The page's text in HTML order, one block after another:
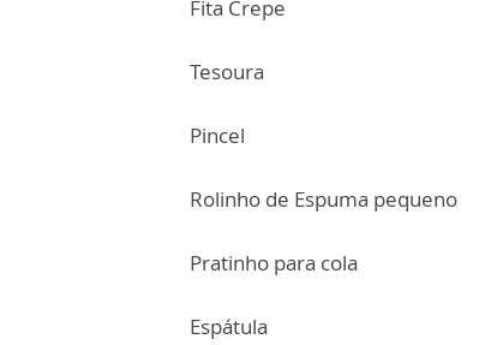
Fita Crepe
Tesoura
Pincel
Rolinho de Espuma pequeno
Pratinho para cola
Espátula